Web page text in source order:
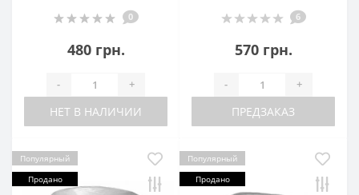
0
480 грн.
- +
НЕТ В НАЛИЧИИ
6
570 грн.
- +
ПРЕДЗАКАЗ
Популярный
Продано
Популярный
Продано